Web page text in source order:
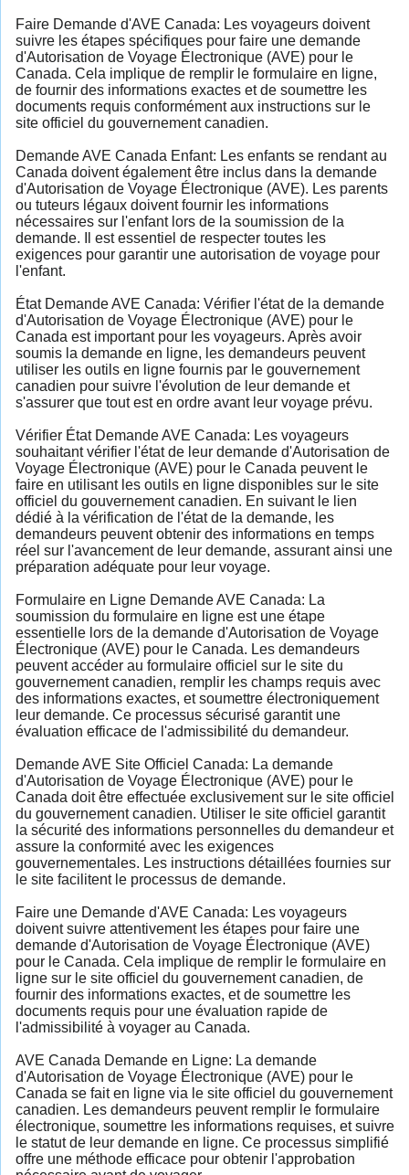
Faire Demande d'AVE Canada: Les voyageurs doivent
suivre les étapes spécifiques pour faire une demande
d'Autorisation de Voyage Électronique (AVE) pour le
Canada. Cela implique de remplir le formulaire en ligne,
de fournir des informations exactes et de soumettre les
documents requis conformément aux instructions sur le
site officiel du gouvernement canadien.
Demande AVE Canada Enfant: Les enfants se rendant au
Canada doivent également être inclus dans la demande
d'Autorisation de Voyage Électronique (AVE). Les parents
ou tuteurs légaux doivent fournir les informations
nécessaires sur l'enfant lors de la soumission de la
demande. Il est essentiel de respecter toutes les
exigences pour garantir une autorisation de voyage pour
l'enfant.
État Demande AVE Canada: Vérifier l'état de la demande
d'Autorisation de Voyage Électronique (AVE) pour le
Canada est important pour les voyageurs. Après avoir
soumis la demande en ligne, les demandeurs peuvent
utiliser les outils en ligne fournis par le gouvernement
canadien pour suivre l'évolution de leur demande et
s'assurer que tout est en ordre avant leur voyage prévu.
Vérifier État Demande AVE Canada: Les voyageurs
souhaitant vérifier l'état de leur demande d'Autorisation de
Voyage Électronique (AVE) pour le Canada peuvent le
faire en utilisant les outils en ligne disponibles sur le site
officiel du gouvernement canadien. En suivant le lien
dédié à la vérification de l'état de la demande, les
demandeurs peuvent obtenir des informations en temps
réel sur l'avancement de leur demande, assurant ainsi une
préparation adéquate pour leur voyage.
Formulaire en Ligne Demande AVE Canada: La
soumission du formulaire en ligne est une étape
essentielle lors de la demande d'Autorisation de Voyage
Électronique (AVE) pour le Canada. Les demandeurs
peuvent accéder au formulaire officiel sur le site du
gouvernement canadien, remplir les champs requis avec
des informations exactes, et soumettre électroniquement
leur demande. Ce processus sécurisé garantit une
évaluation efficace de l'admissibilité du demandeur.
Demande AVE Site Officiel Canada: La demande
d'Autorisation de Voyage Électronique (AVE) pour le
Canada doit être effectuée exclusivement sur le site officiel
du gouvernement canadien. Utiliser le site officiel garantit
la sécurité des informations personnelles du demandeur et
assure la conformité avec les exigences
gouvernementales. Les instructions détaillées fournies sur
le site facilitent le processus de demande.
Faire une Demande d'AVE Canada: Les voyageurs
doivent suivre attentivement les étapes pour faire une
demande d'Autorisation de Voyage Électronique (AVE)
pour le Canada. Cela implique de remplir le formulaire en
ligne sur le site officiel du gouvernement canadien, de
fournir des informations exactes, et de soumettre les
documents requis pour une évaluation rapide de
l'admissibilité à voyager au Canada.
AVE Canada Demande en Ligne: La demande
d'Autorisation de Voyage Électronique (AVE) pour le
Canada se fait en ligne via le site officiel du gouvernement
canadien. Les demandeurs peuvent remplir le formulaire
électronique, soumettre les informations requises, et suivre
le statut de leur demande en ligne. Ce processus simplifié
offre une méthode efficace pour obtenir l'approbation